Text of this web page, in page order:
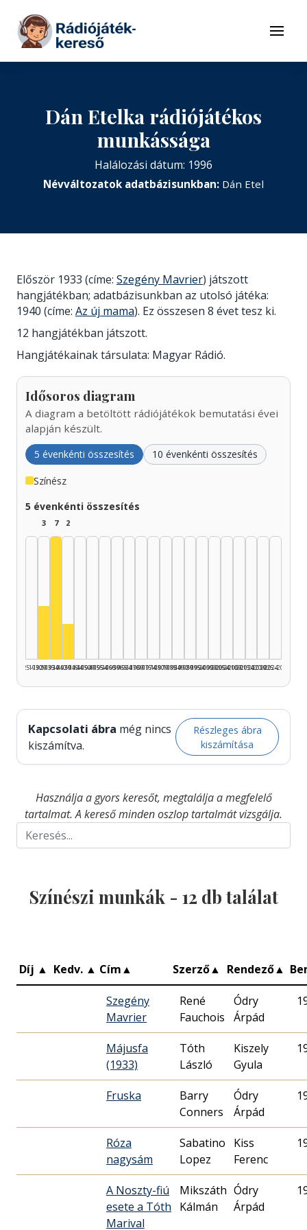
Tovább a tartalomhoz
Menü
Dán Etelka rádiójátékos
munkássága
Halálozási dátum: 1996
Névváltozatok adatbázisunkban: Dán Etel
Először 1933 (címe: Szegény Mavrier) játszott
hangjátékban; adatbázisunkban az utolsó játéka:
1940 (címe: Az új mama). Ez összesen 8 évet tesz ki.
12 hangjátékban játszott.
Hangjátékainak társulata: Magyar Rádió.
Idősoros diagram
A diagram a betöltött rádiójátékok bemutatási évei
alapján készült.
5 évenkénti összesítés 10 évenkénti összesítés
Színész
5 évenkénti összesítés
1925–1929
3
1930–1934
7
1935–1939
2
1940–1944
1945–1949
1950–1954
1955–1959
1960–1964
1965–1969
1970–1974
1975–1979
1980–1984
1985–1989
1990–1994
1995–1999
2000–2004
2005–2009
2010–2014
2015–2019
2020–2024
2025–2026
Kapcsolati ábra még nincs
kiszámítva.
Részleges ábra
kiszámítása
Használja a gyors keresőt, megtalálja a megfelelő
tartalmat. A kereső minden oszlop tartalmát vizsgálja.
Színészi munkák - 12 db találat
Díj ▲ Kedv. ▲ Cím▲ Szerző▲ Rendező▲
Szegény
Mavrier
René
Fauchois
Ódry
Árpád
Májusfa
(1933)
Tóth
László
Kiszely
Gyula
Fruska
Barry
Conners
Ódry
Árpád
Róza
nagysám
Sabatino
Lopez
Kiss
Ferenc
A Noszty-fiú
esete a Tóth
Marival
Mikszáth
Kálmán
Ódry
Árpád